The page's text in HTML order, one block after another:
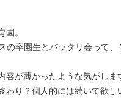
園。
の卒園生とバッタリ会って
が薄かったような気がしま
わり？個人的には続いて欲し